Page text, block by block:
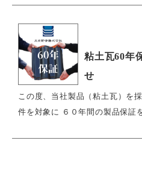
粘土瓦60年
せ
この度、当社製品（粘土瓦）を
件を対象に ６０年間の製品保証